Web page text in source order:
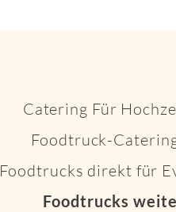
Catering Für
Foodtruck-
Foodtrucks direkt für
Foodtrucks